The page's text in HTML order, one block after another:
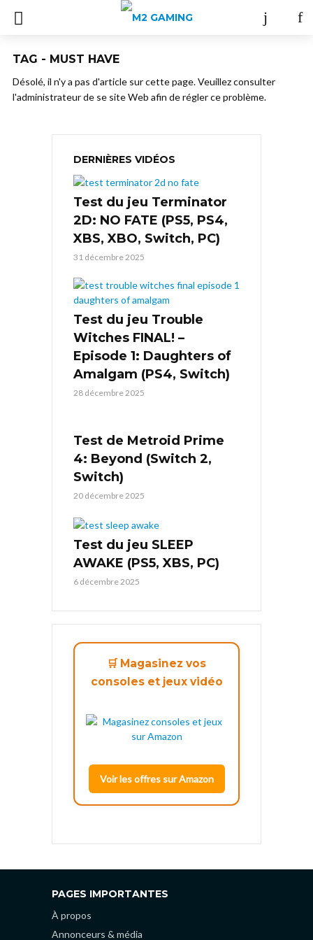
TAG - MUST HAVE
Désolé, il n'y a pas d'article sur cette page. Veuillez consulter
l'administrateur de se site Web afin de régler ce problème.
DERNIÈRES VIDÉOS
Test du jeu Terminator
2D: NO FATE (PS5, PS4,
XBS, XBO, Switch, PC)
31 décembre 2025
Test du jeu Trouble
Witches FINAL! –
Episode 1: Daughters of
Amalgam (PS4, Switch)
28 décembre 2025
Test de Metroid Prime
4: Beyond (Switch 2,
Switch)
20 décembre 2025
Test du jeu SLEEP
AWAKE (PS5, XBS, PC)
6 décembre 2025
🛒 Magasinez vos
consoles et jeux vidéo
Voir les offres sur Amazon
PAGES IMPORTANTES
À propos
Annonceurs & média